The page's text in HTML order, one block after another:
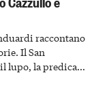
raccontano
Il San
lupo, la predica